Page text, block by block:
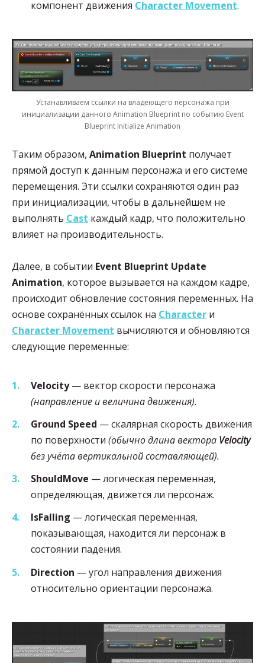
компонент движения Character Movement.
Устанавливаем ссылки на владеющего персонажа при
инициализации данного Animation Blueprint по событию Event
Blueprint Initialize Animation
Таким образом, Animation Blueprint получает
прямой доступ к данным персонажа и его системе
перемещения. Эти ссылки сохраняются один раз
при инициализации, чтобы в дальнейшем не
выполнять Cast каждый кадр, что положительно
влияет на производительность.
Далее, в событии Event Blueprint Update
Animation, которое вызывается на каждом кадре,
происходит обновление состояния переменных. На
основе сохранённых ссылок на Character и
Character Movement вычисляются и обновляются
следующие переменные:
Velocity— вектор скорости персонажа
(направление и величина движения).
Ground Speed — скалярная скорость движения
по поверхности (обычно длина вектора Velocity
без учёта вертикальной составляющей).
ShouldMove — логическая переменная,
определяющая, движется ли персонаж.
IsFalling — логическая переменная,
показывающая, находится ли персонаж в
состоянии падения.
Direction — угол направления движения
относительно ориентации персонажа.